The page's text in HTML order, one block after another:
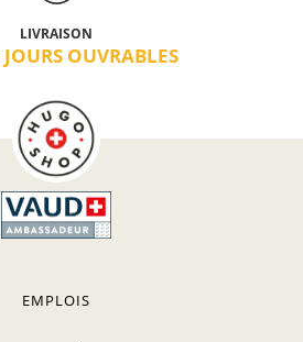
LIVRAISON
OUVRABLES
EMPLOIS